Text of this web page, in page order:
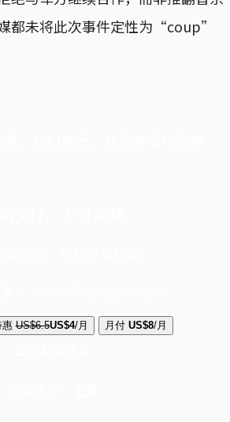
都未将此次事件定性为“coup”
惠 US$6.5US$4/月 月付 US$8/月